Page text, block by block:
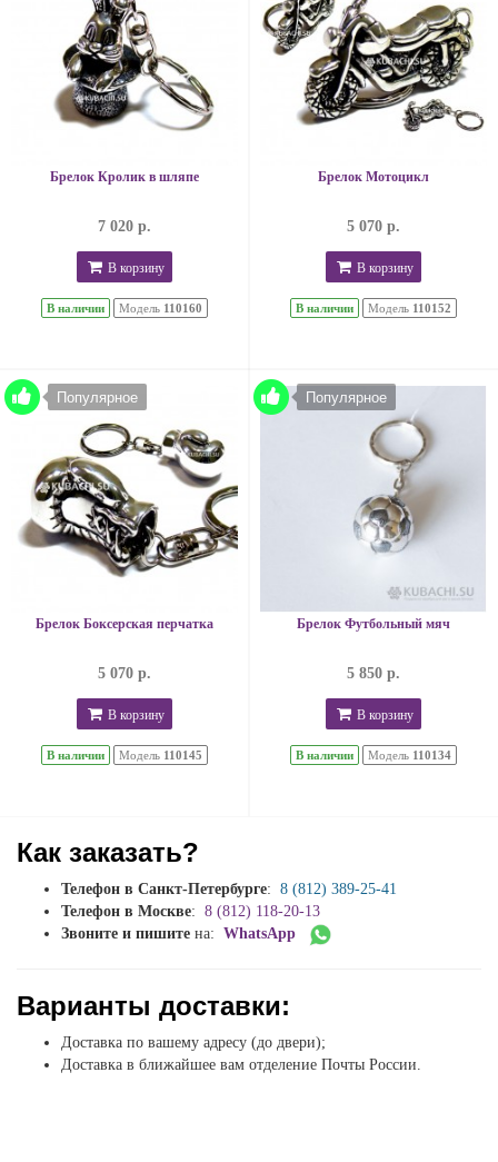
Брелок Кролик в шляпе
7 020 р.
В корзину
В наличии Модель 110160
Брелок Мотоцикл
5 070 р.
В корзину
В наличии Модель 110152
Популярное
Брелок Боксерская перчатка
5 070 р.
В корзину
В наличии Модель 110145
Популярное
Брелок Футбольный мяч
5 850 р.
В корзину
В наличии Модель 110134
Как заказать?
Телефон в Санкт-Петербурге: 8 (812) 389-25-41
Телефон в Москве: 8 (812) 118-20-13
Звоните и пишите на: WhatsApp
Варианты доставки:
Доставка по вашему адресу (до двери);
Доставка в ближайшее вам отделение Почты России.